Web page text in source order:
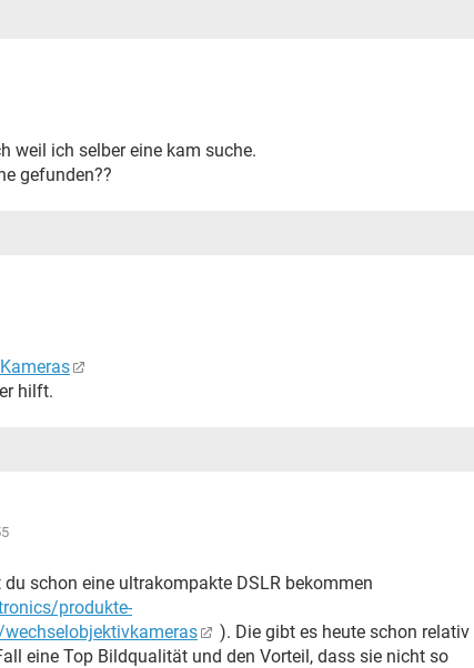
weil ich selber eine kam suche.
gefunden??
hilft.
schon eine ultrakompakte DSLR bekommen
produkte-
). Die gibt es heute schon relativ
eine Top Bildqualität und den Vorteil, dass sie nicht so